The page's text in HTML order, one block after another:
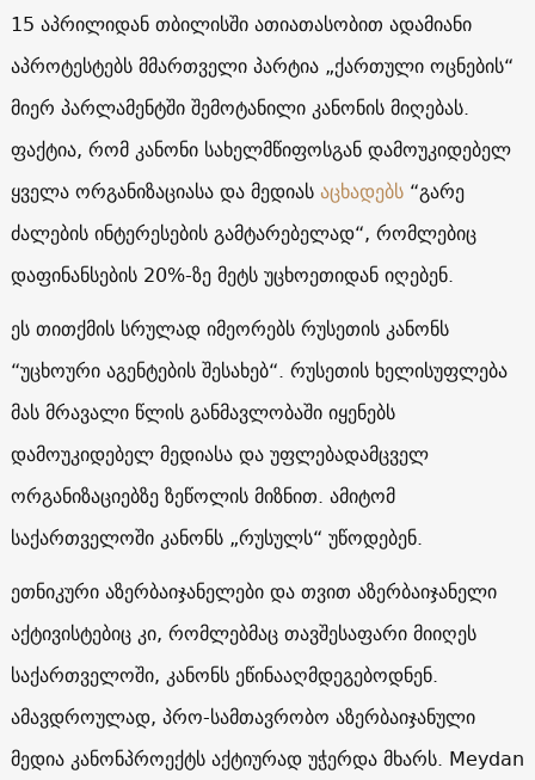
15 აპრილიდან თბილისში ათიათასობით ადამიანი
აპროტესტებს მმართველი პარტია „ქართული ოცნების“
მიერ პარლამენტში შემოტანილი კანონის მიღებას.
ფაქტია, რომ კანონი სახელმწიფოსგან დამოუკიდებელ
ყველა ორგანიზაციასა და მედიასაცხადებს“გარე
ძალების ინტერესების გამტარებელად“, რომლებიც
დაფინანსების 20%-ზე მეტს უცხოეთიდან იღებენ.
ეს თითქმის სრულად იმეორებს რუსეთის კანონს
“უცხოური აგენტების შესახებ“. რუსეთის ხელისუფლება
მას მრავალი წლის განმავლობაში იყენებს
დამოუკიდებელ მედიასა და უფლებადამცველ
ორგანიზაციებზე ზეწოლის მიზნით. ამიტომ
საქართველოში კანონს „რუსულს“ უწოდებენ.
ეთნიკური აზერბაიჯანელები და თვით აზერბაიჯანელი
აქტივისტებიც კი, რომლებმაც თავშესაფარი მიიღეს
საქართველოში, კანონს ეწინააღმდეგებოდნენ.
ამავდროულად, პრო-სამთავრობო აზერბაიჯანული
მედია კანონპროექტს აქტიურად უჭერდა მხარს. Meydan